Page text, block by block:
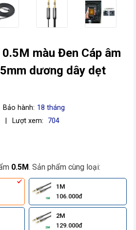
màu Đen Cáp âm
dương dây dẹt
Bảo hành: 18 tháng
Lượt xem: 704
0.5M. Sản phẩm cùng loại:
1M
106.000đ
2M
129.000đ